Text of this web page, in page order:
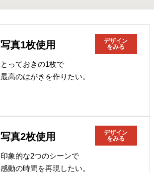
写真1枚使用
デザイン
をみる
とっておきの1枚で
最高のはがきを作りたい。
写真2枚使用
デザイン
をみる
印象的な2つのシーンで
感動の時間を再現したい。